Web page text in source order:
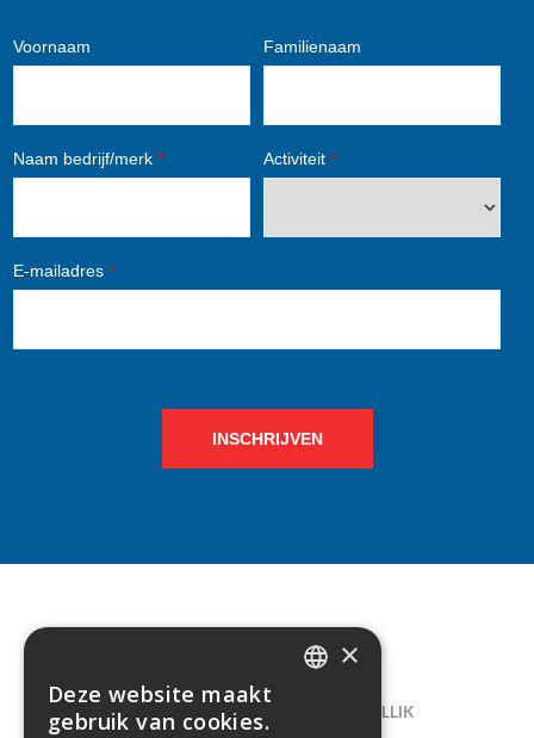
Voornaam Familienaam
Naam bedrijf/merk * Activiteit *
E-mailadres *
INSCHRIJVEN
CONTACT
LELIEGAARDE 22, B-1731 ZELLIK
×
Deze website maakt
gebruik van cookies.